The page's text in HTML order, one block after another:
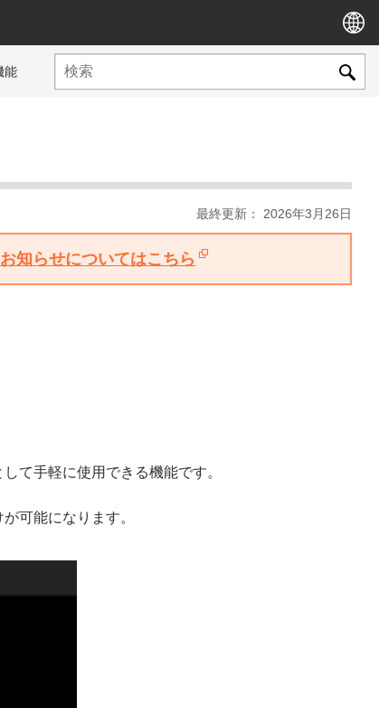
能
最終更新： 2026年3月26日
知らせについてはこちら
て手軽に使用できる機能です。
可能になります。